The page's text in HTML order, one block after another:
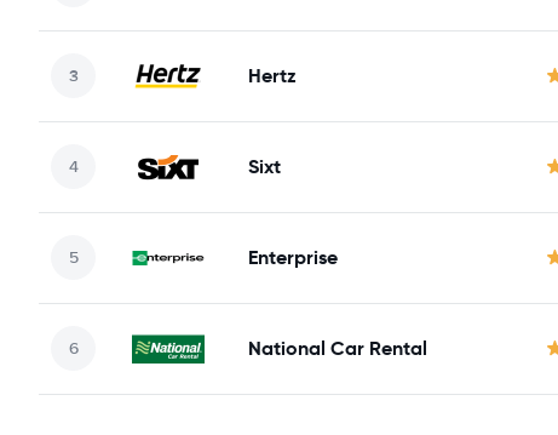
Hertz
Sixt
Enterprise
National Car Rental